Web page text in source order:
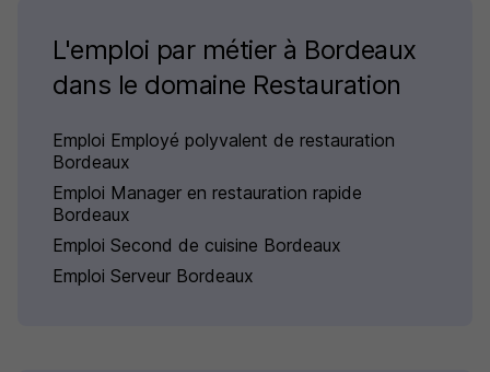
L'emploi par métier à Bordeaux
dans le domaine Restauration
Emploi Employé polyvalent de restauration
Bordeaux
Emploi Manager en restauration rapide
Bordeaux
Emploi Second de cuisine Bordeaux
Emploi Serveur Bordeaux